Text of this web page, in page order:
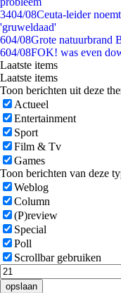
3404/08Ceuta-leider
'gruweldaad'
604/08Grote natuurbrand
604/08FOK! was even
Laatste items
Laatste items
Toon berichten uit deze
Actueel
Entertainment
Sport
Film & Tv
Games
Toon berichten van deze
Weblog
Column
(P)review
Special
Poll
Scrollbar gebruiken
opslaan